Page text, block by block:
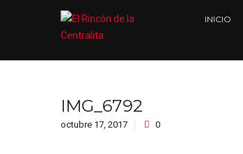
INICIO
IMG_6792
octubre 17, 2017 0